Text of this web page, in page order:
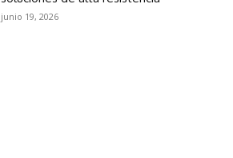
junio 19, 2026